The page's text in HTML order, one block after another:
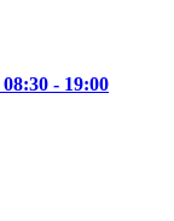
08:30 - 19:00